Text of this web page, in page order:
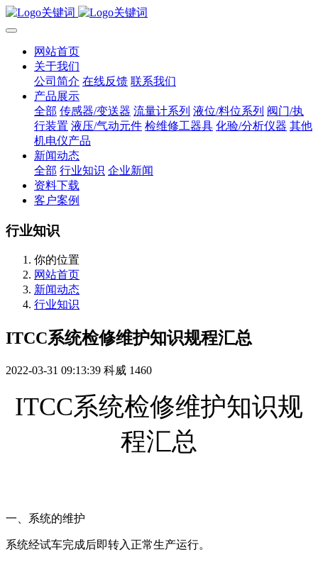
网站首页
关于我们
公司简介 在线反馈 联系我们
产品展示
全部 传感器/变送器 流量计系列 液位/料位系列 阀门/执
行装置 液压/气动元件 检维修工器具 化验/分析仪器 其他
机电仪产品
新闻动态
全部 行业知识 企业新闻
资料下载
客户案例
行业知识
你的位置
网站首页
新闻动态
行业知识
ITCC系统检修维护知识规程汇总
2022-03-31 09:13:39 科威 1460
ITCC系统检修维护知识规
程汇总
一、系统的维护
系统经试车完成后即转入正常生产运行。